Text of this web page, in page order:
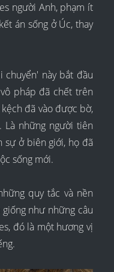
người Anh, phạm ít
án sống ở Úc, thay
này bắt đầu
pháp đã chết trên
đã vào được bờ,
những người tiên
sự ở biên giới, họ đã
sống mới.
quy tắc và nền
như những câu
đó là một hương vị